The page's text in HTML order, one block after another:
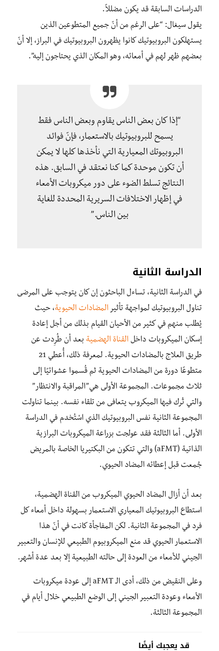
الدراسات السابقة قد يكون مضللاً.
يقول سيغال: “على الرغم من أنّ جميع المتطوعين الذين
يستهلكون البروبيوتيك كانوا يظهرون البروبيوتيك في البراز، إلا أنّ
بعضهم ظهر لهم في أمعائه، وهو المكان الذي يحتاجون إليه”.
“إذا كان بعض الناس يقاوم وبعض الناس فقط
يسمح للبروبيوتيك بالاستعمار، فإنّ فوائد
البروبيوتك المعيارية التي نأخذها كلها لا يمكن
أن تكون موحدة كما كنا نعتقد في السابق. هذه
النتائج تسلط الضوء على دور ميكروبات الأمعاء
في إظهار الاختلافات السريرية المحددة للغاية
بين الناس.”
الدراسة الثانية
في الدراسة الثانية، تساءل الباحثون إن كان يتوجب على المرضى
تناول البروبيوتيك لمواجهة تأثير المضادات الحيوية، حيث
يُطلب منهم في كثير من الأحيان القيام بذلك من أجل إعادة
إسكان الميكروبات داخل القناة الهضمية بعد أن طُرِدت عن
طريق العلاج بالمضادات الحيوية. لمعرفة ذلك، أُعطي 21
متطوعًا دورة من المضادات الحيوية ثم قُسموا عشوائيًا إلى
ثلاث مجموعات. المجموعة الأولى هي”المراقبة والانتظار”
والتي تُرك فيها الميكروب يتعافى من تلقاء نفسه. بينما تناولت
المجموعة الثانية نفس البروبيوتيك الذي اسْتُخدم في الدراسة
الأولى. أما الثالثة فقد عولجت بزراعة الميكروبات البرازية
الذاتية (aFMT) والتي تتكون من البكتيريا الخاصة بالمريض
جُمعت قبل إعطائه المضاد الحيوي.
بعد أن أزال المضاد الحيوي الميكروب من القناة الهضمية،
استطاع البروبيوتيك المعياري الاستعمار بسهولة داخل أمعاء كل
فرد في المجموعة الثانية. لكن المفاجأة كانت في أنّ هذا
الاستعمار الحيوي قد منع الميكروبيوم الطبيعي للإنسان والتعبير
الجيني للأمعاء من العودة إلى حالته الطبيعية إلا بعد عدة أشهر.
وعلى النقيض من ذلك، أدى الـ aFMT إلى عودة ميكروبات
الأمعاء وعودة التعبير الجيني إلى الوضع الطبيعي خلال أيام في
المجموعة الثالثة.
قد يعجبك أيضًا